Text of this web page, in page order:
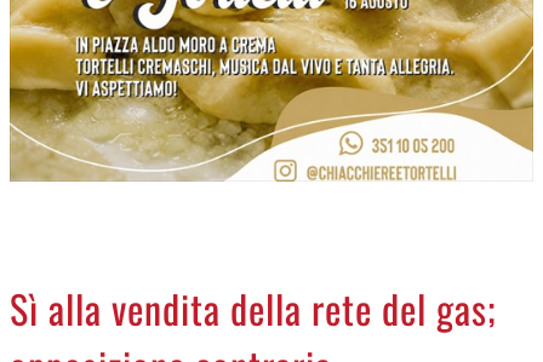
NECROLOGI
ACCEDI
Sì alla vendita della rete del gas;